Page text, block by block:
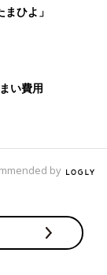
ていたのに、急
らなくなる子も
絵本などでイメ
誘うのはお休
期の乗り越
葉も増えてくる
ひよ」
い費用
by